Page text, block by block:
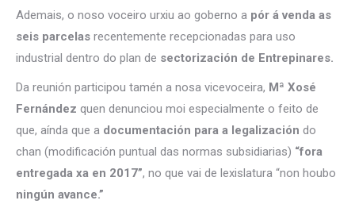
Ademais, o noso voceiro urxiu ao goberno a pór á venda as
seis parcelas recentemente recepcionadas para uso
industrial dentro do plan de sectorización de Entrepinares.
Da reunión participou tamén a nosa vicevoceira, Mª Xosé
Fernández quen denunciou moi especialmente o feito de
que, aínda que a documentación para a legalización do
chan (modificación puntual das normas subsidiarias) “fora
entregada xa en 2017”, no que vai de lexislatura “non houbo
ningún avance.”